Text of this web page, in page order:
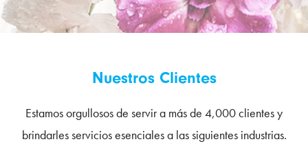
Nuestros Clientes
Estamos orgullosos de servir a más de 4,000 clientes y
brindarles servicios esenciales a las siguientes industrias.